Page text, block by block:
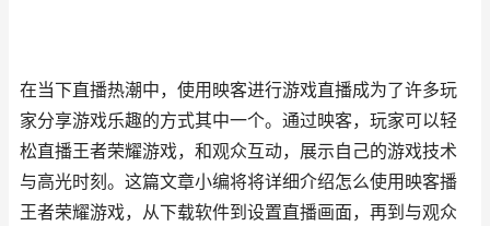
在当下直播热潮中，使用映客进行游戏直播成为了许多玩
家分享游戏乐趣的方式其中一个。通过映客，玩家可以轻
松直播王者荣耀游戏，和观众互动，展示自己的游戏技术
与高光时刻。这篇文章小编将将详细介绍怎么使用映客播
王者荣耀游戏，从下载软件到设置直播画面，再到与观众